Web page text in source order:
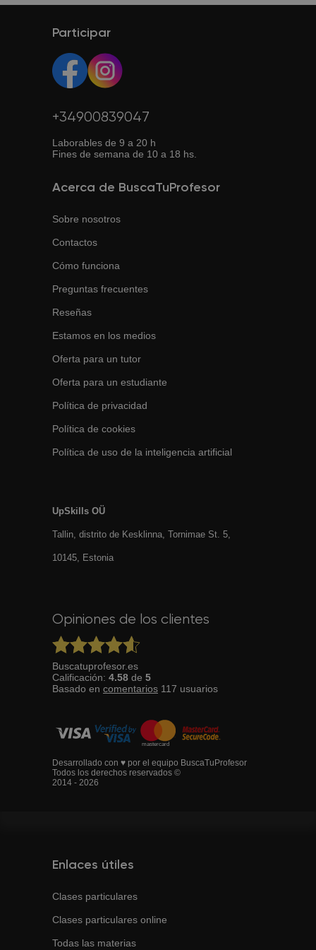
solicitar otro profesor y te ayudaremos a encontrar el
adecuado.
Participar
+34900839047
Laborables de 9 a 20 h
Fines de semana de 10 a 18 hs.
Acerca de BuscaTuProfesor
Sobre nosotros
Contactos
Cómo funciona
Preguntas frecuentes
Reseñas
Estamos en los medios
Oferta para un tutor
Oferta para un estudiante
Política de privacidad
Política de cookies
Política de uso de la inteligencia artificial
UpSkills OÜ
Tallin, distrito de Kesklinna, Tornimаe St. 5,
10145, Estonia
Opiniones de los clientes
Buscatuprofesor.es
Calificación: 4.58 de 5
Basado en comentarios 117 usuarios
Desarrollado con ♥ por el equipo BuscaTuProfesor
Todos los derechos reservados ©
2014 - 2026
Enlaces útiles
Clases particulares
Clases particulares online
Todas las materias